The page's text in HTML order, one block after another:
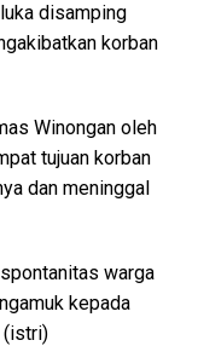
disamping
korban
Winongan oleh
tujuan korban
dan meninggal
warga
kepada
(istri)